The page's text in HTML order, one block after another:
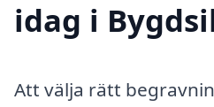
idag i
Att välja rätt